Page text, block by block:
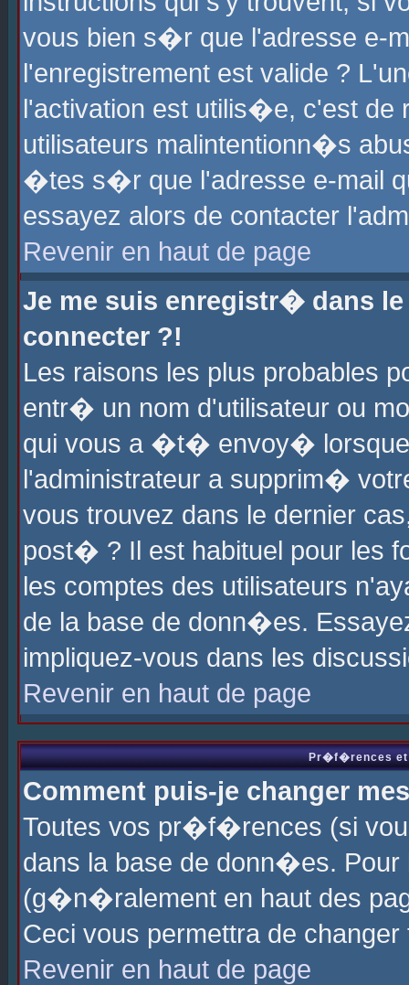
vous bien s�r que l'adresse e-
l'enregistrement est valide ?
l'activation est utilis�e, c'est
utilisateurs malintentionn�s
�tes s�r que l'adresse e-mail
essayez alors de contacter
Revenir en haut de page
Je me suis enregistr� dans
connecter ?!
Les raisons les plus probables
entr� un nom d'utilisateur ou
qui vous a �t� envoy�
l'administrateur a supprim�
vous trouvez dans le dernier
post� ? Il est habituel pour les
les comptes des utilisateurs
de la base de donn�es.
impliquez-vous dans les
Revenir en haut de page
Pr�f�rences et
Comment puis-je changer
Toutes vos pr�f�rences (si
dans la base de donn�es.
(g�n�ralement en haut des
Ceci vous permettra de
Revenir en haut de page